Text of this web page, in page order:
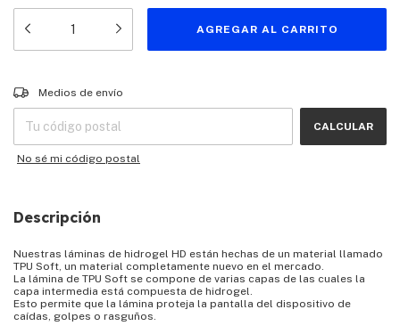
Entregas para el CP:
Medios de envío
CALCULAR
No sé mi código postal
Descripción
Nuestras láminas de hidrogel HD están hechas de un material llamado
TPU Soft, un material completamente nuevo en el mercado.
La lámina de TPU Soft se compone de varias capas de las cuales la
capa intermedia está compuesta de hidrogel.
Esto permite que la lámina proteja la pantalla del dispositivo de
caídas, golpes o rasguños.